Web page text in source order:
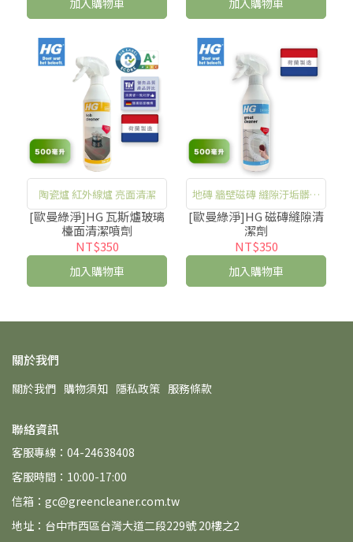
加入購物車 加入購物車
陶瓷爐 紅外線爐 亮面清潔
[歐曼綠淨]HG 瓦斯爐玻璃
檯面清潔噴劑
NT$350
加入購物車
地磚 牆壁磁磚 縫隙汙垢髒污
清潔去除
[歐曼綠淨]HG 磁磚縫隙清
潔劑
NT$350
加入購物車
關於我們
關於我們 購物須知 隱私政策 服務條款
聯絡資訊
客服專線：04-24638408
客服時間：10:00-17:00
信箱：gc@greencleaner.com.tw
地址：台中市西區台灣大道二段229號 20樓之2